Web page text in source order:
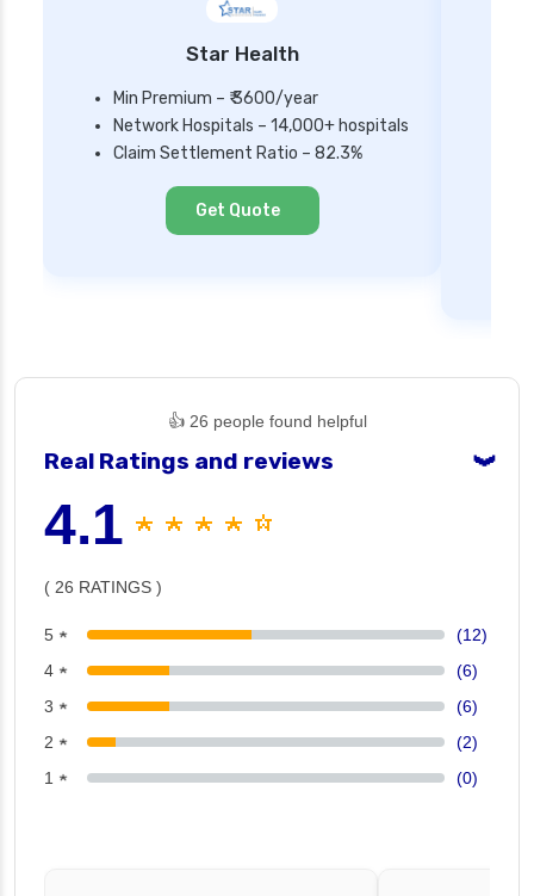
Star Health
Min Premium – ₹ 3600/year
Network Hospitals – 14,000+ hospitals
Claim Settlement Ratio – 82.3%
Get Quote
👍 26 people found helpful
Real Ratings and reviews ❯
4.1 ★ ★ ★ ★ ☆
( 26 RATINGS )
5 ★
(12)
4 ★
(6)
3 ★
(6)
2 ★
(2)
1 ★
(0)